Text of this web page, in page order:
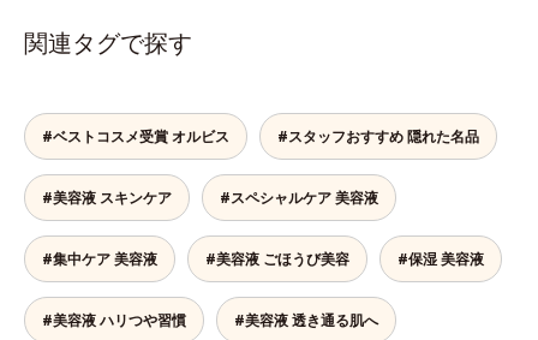
関連タグで探す
#ベストコスメ受賞 オルビス #スタッフおすすめ 隠れた名品
#美容液 スキンケア #スペシャルケア 美容液
#集中ケア 美容液 #美容液 ごほうび美容 #保湿 美容液
#美容液 ハリつや習慣 #美容液 透き通る肌へ